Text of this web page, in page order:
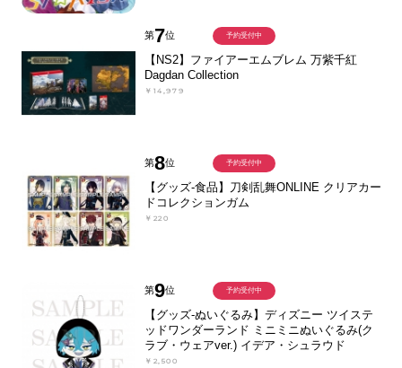
第7位
【NS2】ファイアーエムブレム 万紫千紅
Dagdan Collection
￥14,979
予約受付中
第8位
【グッズ-食品】刀剣乱舞ONLINE クリアカー
ドコレクションガム
￥220
予約受付中
第9位
【グッズ-ぬいぐるみ】ディズニー ツイステ
ッドワンダーランド ミニミニぬいぐるみ(ク
ラブ・ウェアver.) イデア・シュラウド
￥2,500
予約受付中